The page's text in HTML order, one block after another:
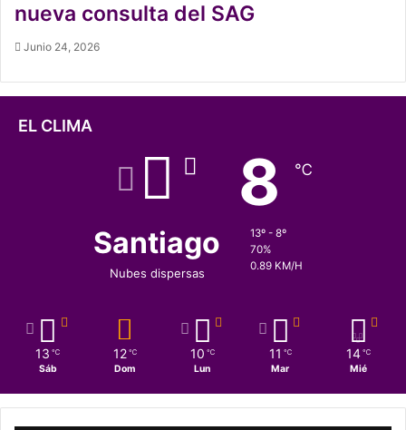
nueva consulta del SAG
Junio 24, 2026
EL CLIMA
Santiago
Nubes dispersas
8 ℃
13º - 8º
70%
0.89 KM/H
13 ℃
Sáb
12 ℃
Dom
10 ℃
Lun
11 ℃
Mar
14 ℃
Mié